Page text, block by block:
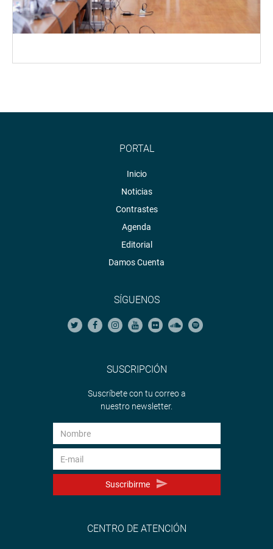
PORTAL
Inicio
Noticias
Contrastes
Agenda
Editorial
Damos Cuenta
SÍGUENOS
SUSCRIPCIÓN
Suscríbete con tu correo a
nuestro newsletter.
Suscribirme
CENTRO DE ATENCIÓN